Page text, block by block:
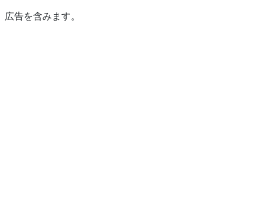
広告を含みます。